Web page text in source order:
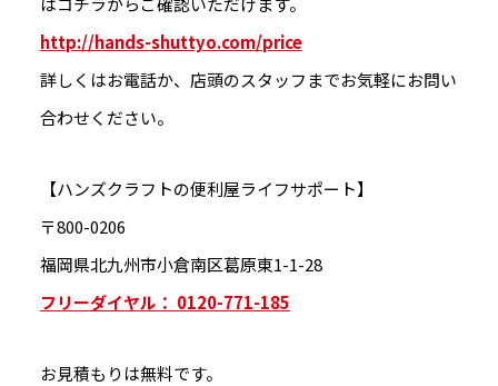
http://hands-shuttyo.com/price
詳しくはお電話か、店頭のスタッフまでお気軽にお問い
合わせください。
【ハンズクラフトの便利屋ライフサポート】
〒800-0206
福岡県北九州市小倉南区葛原東1-1-28
フリーダイヤル： 0120-771-185
お見積もりは無料です。